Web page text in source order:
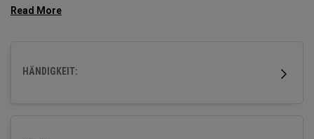
Schwunggeschwindigkeit sowie Abschlags- und
HÄNDIGKEIT: